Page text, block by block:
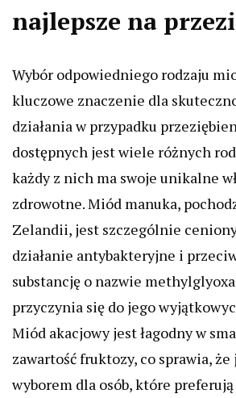
najlepsze na
Wybór odpowiedniego rodzaju
kluczowe znaczenie dla
działania w przypadku
dostępnych jest wiele różnych
każdy z nich ma swoje unikalne
zdrowotne. Miód manuka,
Zelandii, jest szczególnie
działanie antybakteryjne i
substancję o nazwie
przyczynia się do jego
Miód akacjowy jest łagodny w
zawartość fruktozy, co sprawia, że
wyborem dla osób, które preferują